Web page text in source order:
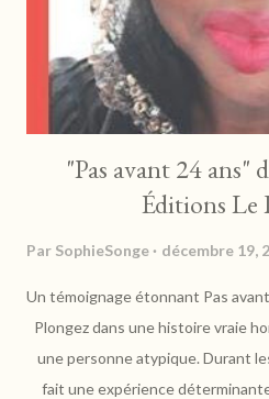
"Pas avant 24 ans"
Éditions Le
Par SophieSonge décembre 19,
Un témoignage étonnant Pas
Plongez dans une histoire vraie
une personne atypique. Durant
fait une expérience